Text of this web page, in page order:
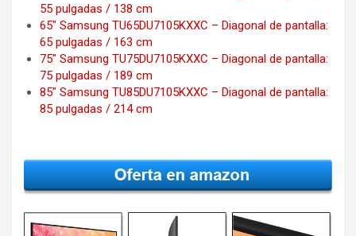
55 pulgadas / 138 cm
65″ Samsung TU65DU7105KXXC – Diagonal de pantalla:
65 pulgadas / 163 cm
75″ Samsung TU75DU7105KXXC – Diagonal de pantalla:
75 pulgadas / 189 cm
85″ Samsung TU85DU7105KXXC – Diagonal de pantalla:
85 pulgadas / 214 cm